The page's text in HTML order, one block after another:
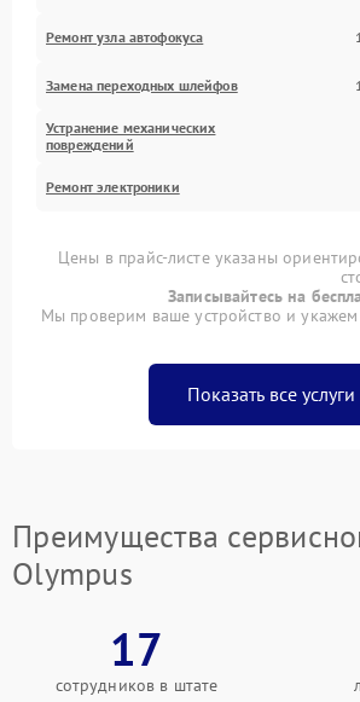
Ремонт узла автофокуса
Замена переходных шлейфов
Устранение механических
повреждений
Ремонт электроники
Цены в прайс-листе указаны
Записывайтесь на
Мы проверим ваше устройство и укажем
Показать все услуги
Преимущества
Olympus
17
сотрудников в штате